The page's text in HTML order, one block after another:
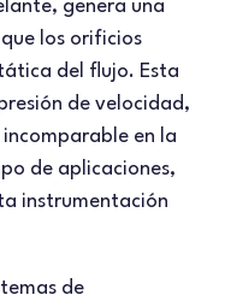
genera una
los orificios
del flujo. Esta
de velocidad,
en la
de aplicaciones,
instrumentación
de